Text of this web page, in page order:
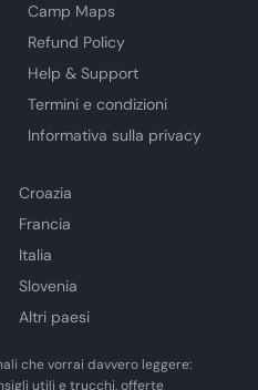
Camp Maps
Refund Policy
Help & Support
Termini e condizioni
Informativa sulla privacy
Croazia
Francia
Italia
Slovenia
Altri paesi
che vorrai davvero leggere:
utili e trucchi, offerte